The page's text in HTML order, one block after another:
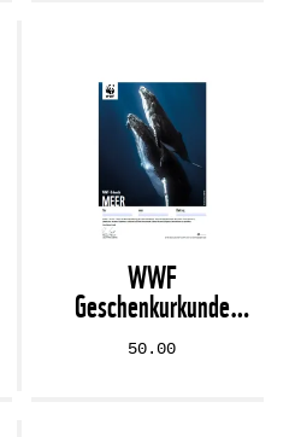
WWF
Geschenkurkunde
«Meer» (digital)
50.00